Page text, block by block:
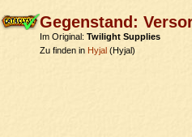
Gegenstand:
Im Original: Twilight Supplies
Zu finden in Hyjal (Hyjal)